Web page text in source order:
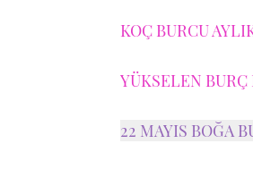
KOÇ BURCU
YÜKSELEN
22 MAYIS BOĞA